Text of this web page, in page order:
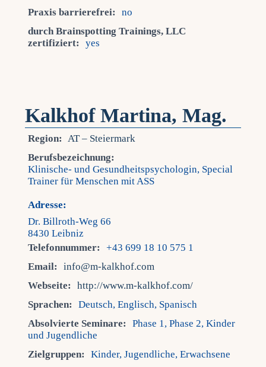
Praxis barrierefrei:
no
durch Brainspotting Trainings, LLC
zertifiziert:
yes
Kalkhof Martina, Mag.
Region: AT – Steiermark
Berufsbezeichnung:
Klinische- und Gesundheitspsychologin, Special
Trainer für Menschen mit ASS
Adresse:
Dr. Billroth-Weg 66
8430 Leibniz
Telefonnummer:
+43 699 18 10 575 1
Email:
info@m-kalkhof.com
Webseite:
http://www.m-kalkhof.com/
Sprachen:
Deutsch, Englisch, Spanisch
Absolvierte Seminare:
Phase 1, Phase 2, Kinder
und Jugendliche
Zielgruppen:
Kinder, Jugendliche, Erwachsene